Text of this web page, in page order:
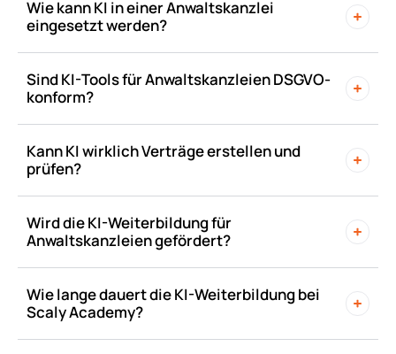
Wie kann KI in einer Anwaltskanzlei
eingesetzt werden?
Sind KI-Tools für Anwaltskanzleien DSGVO-
konform?
Kann KI wirklich Verträge erstellen und
prüfen?
Wird die KI-Weiterbildung für
Anwaltskanzleien gefördert?
Wie lange dauert die KI-Weiterbildung bei
Scaly Academy?